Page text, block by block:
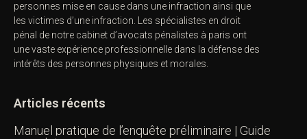
personnes mise en cause dans une infraction ainsi que
les victimes d’une infraction. Les spécialistes en droit
pénal de notre cabinet d’avocats pénalistes à paris ont
une vaste expérience professionnelle dans la défense des
intérêts des personnes physiques et morales.
Articles récents
Manuel pratique de l’enquête préliminaire | Guide